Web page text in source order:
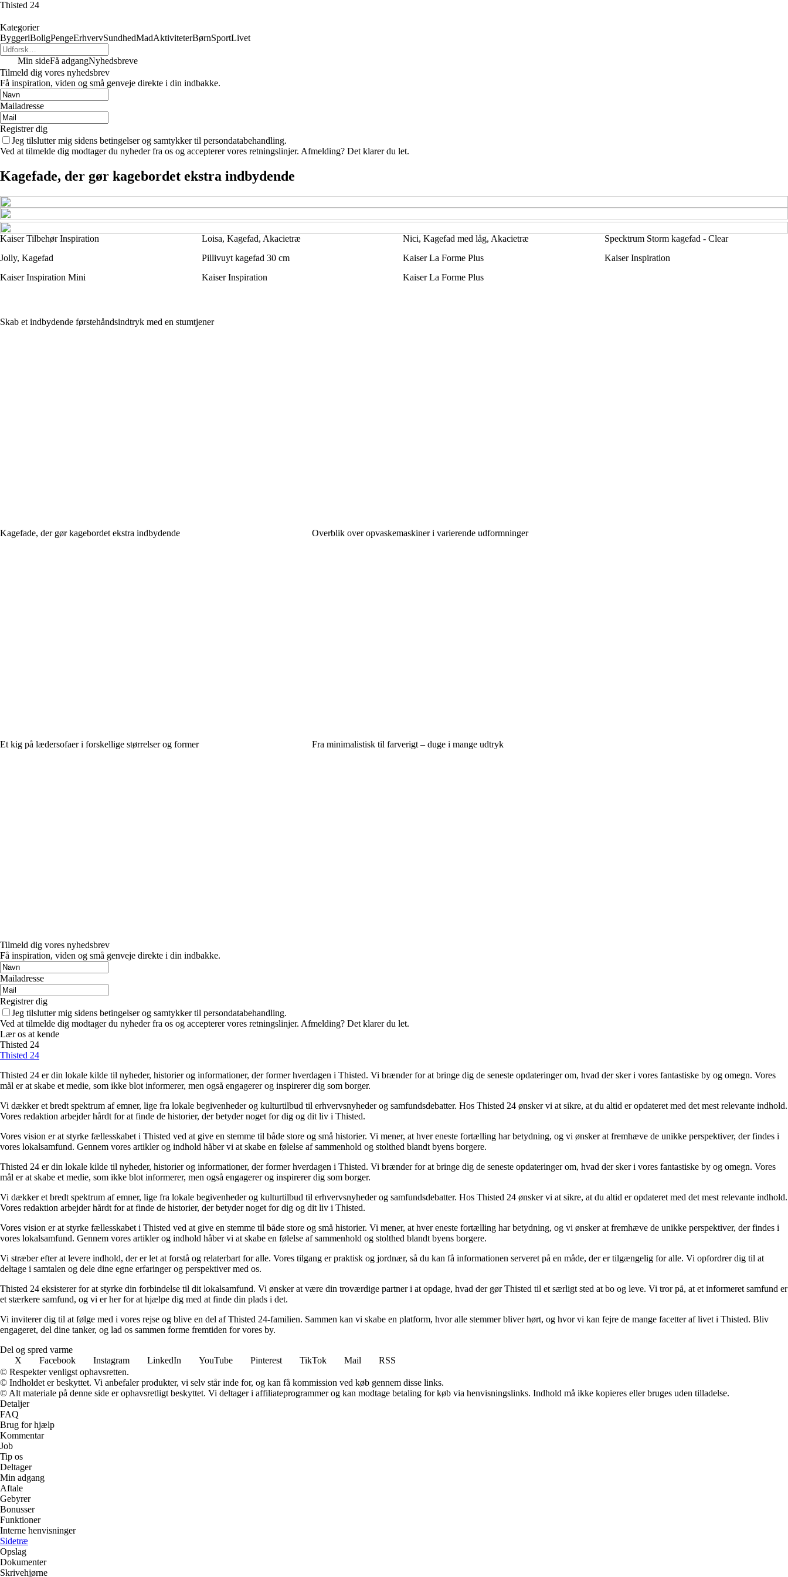
Thisted 24
Kategorier
ByggeriBoligPengeErhvervSundhedMadAktiviteterBørnSportLivet
Min sideFå adgangNyhedsbreve
Tilmeld dig vores nyhedsbrev
Få inspiration, viden og små genveje direkte i din indbakke.
Mailadresse
Registrer dig
Jeg tilslutter mig sidens betingelser og samtykker til persondatabehandling.
Ved at tilmelde dig modtager du nyheder fra os og accepterer vores retningslinjer. Afmelding? Det klarer du let.
Kagefade, der gør kagebordet ekstra indbydende
Kaiser Tilbehør Inspiration Loisa, Kagefad, Akacietræ Nici, Kagefad med låg, Akacietræ
Specktrum Storm kagefad - Clear
Jolly, Kagefad
Pillivuyt kagefad 30 cm Kaiser La Forme Plus
Kaiser Inspiration
Kaiser Inspiration Mini
Kaiser Inspiration Kaiser La Forme Plus
Skab et indbydende førstehåndsindtryk med en stumtjener
Kagefade, der gør kagebordet ekstra indbydende Overblik over opvaskemaskiner i varierende udformninger
Et kig på lædersofaer i forskellige størrelser og former Fra minimalistisk til farverigt – duge i mange udtryk
Tilmeld dig vores nyhedsbrev
Få inspiration, viden og små genveje direkte i din indbakke.
Mailadresse
Registrer dig
Jeg tilslutter mig sidens betingelser og samtykker til persondatabehandling.
Ved at tilmelde dig modtager du nyheder fra os og accepterer vores retningslinjer. Afmelding? Det klarer du let.
Lær os at kende
Thisted 24
Thisted 24
Thisted 24 er din lokale kilde til nyheder, historier og informationer, der former hverdagen i Thisted. Vi brænder for at bringe dig de seneste opdateringer om, hvad der sker i vores fantastiske by og omegn. Vores
mål er at skabe et medie, som ikke blot informerer, men også engagerer og inspirerer dig som borger.
Vi dækker et bredt spektrum af emner, lige fra lokale begivenheder og kulturtilbud til erhvervsnyheder og samfundsdebatter. Hos Thisted 24 ønsker vi at sikre, at du altid er opdateret med det mest relevante indhold.
Vores redaktion arbejder hårdt for at finde de historier, der betyder noget for dig og dit liv i Thisted.
Vores vision er at styrke fællesskabet i Thisted ved at give en stemme til både store og små historier. Vi mener, at hver eneste fortælling har betydning, og vi ønsker at fremhæve de unikke perspektiver, der findes i
vores lokalsamfund. Gennem vores artikler og indhold håber vi at skabe en følelse af sammenhold og stolthed blandt byens borgere.
Thisted 24 er din lokale kilde til nyheder, historier og informationer, der former hverdagen i Thisted. Vi brænder for at bringe dig de seneste opdateringer om, hvad der sker i vores fantastiske by og omegn. Vores
mål er at skabe et medie, som ikke blot informerer, men også engagerer og inspirerer dig som borger.
Vi dækker et bredt spektrum af emner, lige fra lokale begivenheder og kulturtilbud til erhvervsnyheder og samfundsdebatter. Hos Thisted 24 ønsker vi at sikre, at du altid er opdateret med det mest relevante indhold.
Vores redaktion arbejder hårdt for at finde de historier, der betyder noget for dig og dit liv i Thisted.
Vores vision er at styrke fællesskabet i Thisted ved at give en stemme til både store og små historier. Vi mener, at hver eneste fortælling har betydning, og vi ønsker at fremhæve de unikke perspektiver, der findes i
vores lokalsamfund. Gennem vores artikler og indhold håber vi at skabe en følelse af sammenhold og stolthed blandt byens borgere.
Vi stræber efter at levere indhold, der er let at forstå og relaterbart for alle. Vores tilgang er praktisk og jordnær, så du kan få informationen serveret på en måde, der er tilgængelig for alle. Vi opfordrer dig til at
deltage i samtalen og dele dine egne erfaringer og perspektiver med os.
Thisted 24 eksisterer for at styrke din forbindelse til dit lokalsamfund. Vi ønsker at være din troværdige partner i at opdage, hvad der gør Thisted til et særligt sted at bo og leve. Vi tror på, at et informeret samfund er
et stærkere samfund, og vi er her for at hjælpe dig med at finde din plads i det.
Vi inviterer dig til at følge med i vores rejse og blive en del af Thisted 24-familien. Sammen kan vi skabe en platform, hvor alle stemmer bliver hørt, og hvor vi kan fejre de mange facetter af livet i Thisted. Bliv
engageret, del dine tanker, og lad os sammen forme fremtiden for vores by.
Del og spred varme
X
Facebook Instagram LinkedIn YouTube Pinterest TikTok Mail
RSS
© Respekter venligst ophavsretten.
© Indholdet er beskyttet. Vi anbefaler produkter, vi selv står inde for, og kan få kommission ved køb gennem disse links.
© Alt materiale på denne side er ophavsretligt beskyttet. Vi deltager i affiliateprogrammer og kan modtage betaling for køb via henvisningslinks. Indhold må ikke kopieres eller bruges uden tilladelse.
Detaljer
FAQ
Brug for hjælp
Kommentar
Job
Tip os
Deltager
Min adgang
Aftale
Gebyrer
Bonusser
Funktioner
Interne henvisninger
Sidetræ
Opslag
Dokumenter
Skrivehjørne